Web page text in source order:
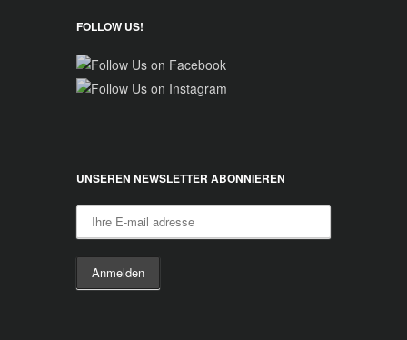
FOLLOW US!
UNSEREN NEWSLETTER ABONNIEREN